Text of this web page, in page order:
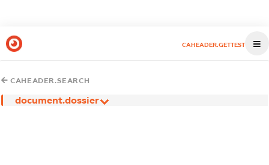
CAHEADER.GETTEST
CAHEADER.SEARCH
document.dossier